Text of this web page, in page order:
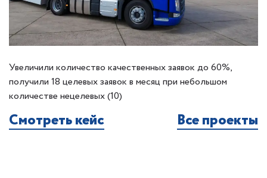
Увеличили количество качественных заявок до 60%,
получили 18 целевых заявок в месяц при небольшом
количестве нецелевых (10)
Смотреть кейс Все проекты